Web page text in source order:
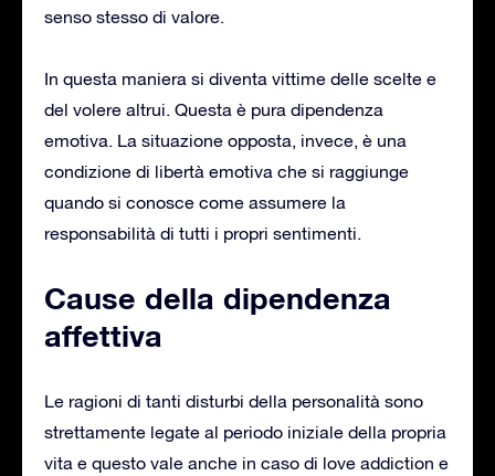
senso stesso di valore.
In questa maniera si diventa vittime delle scelte e
del volere altrui. Questa è pura dipendenza
emotiva. La situazione opposta, invece, è una
condizione di libertà emotiva che si raggiunge
quando si conosce come assumere la
responsabilità di tutti i propri sentimenti.
Cause della dipendenza
affettiva
Le ragioni di tanti disturbi della personalità sono
strettamente legate al periodo iniziale della propria
vita e questo vale anche in caso di love addiction e